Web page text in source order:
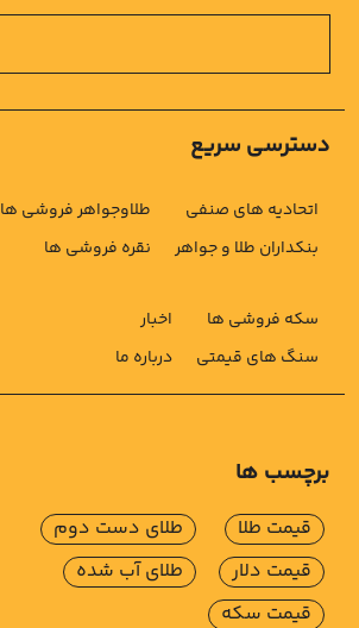
دسترسی سریع
اتحادیه های صنفی
بنکداران طلا و جواهر
طلاوجواهر فروشی ها
نقره فروشی ها
سکه فروشی ها
سنگ های قیمتی
اخبار
درباره ما
برچسب ها
قیمت طلا
قیمت دلار
قیمت سکه
طلای دست دوم
طلای آب شده